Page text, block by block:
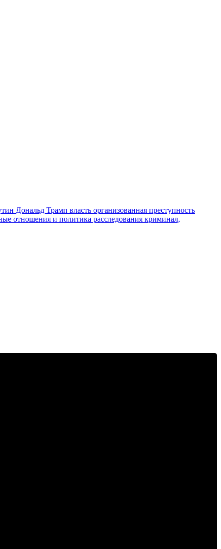
Дональд Трамп власть организованная преступность
отношения и политика расследования криминал,